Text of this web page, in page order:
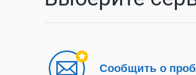
Сообщить о